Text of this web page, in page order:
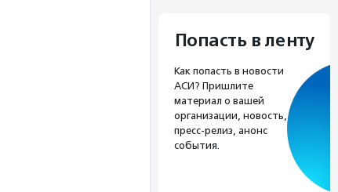
Попасть в ленту
Как попасть в новости
АСИ? Пришлите
материал о вашей
организации, новость,
пресс-релиз, анонс
события.